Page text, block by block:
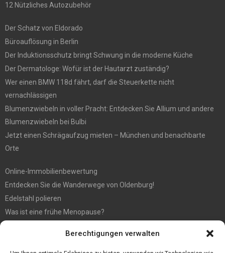
Berechtigungen verwalten
12 Nützliches Autozubehör
Der Schatz von Eldorado
Büroauflösung in Berlin
Der Induktionsschutz bringt Schwung in die moderne Küche
Der Dermatologe: Wofür ist der Hautarzt zuständig?
Wer einen BMW 118d fährt, darf die Steuerkette nicht
vernachlässigen
Blumenzwiebeln in voller Pracht: Entdecken Sie Allium und andere
Blumenzwiebeln bei Bulbi
Jetzt einen Schrägaufzug mieten – München und benachbarte
Orte
Online-Immobilienbewertung
Entdecken Sie die Wanderwege von Oldenburg!
Edelstahl polieren
Was ist eine frühe Menopause?
Tipps für günstige Parkplätze am Flughafen Köln